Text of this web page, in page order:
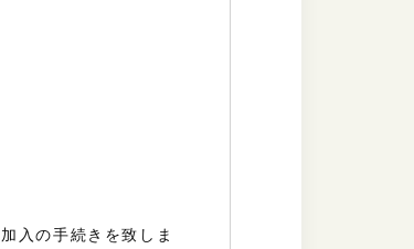
加入の手続きを致しま